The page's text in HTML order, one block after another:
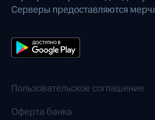
Серверы предоставляются
Пользовательское соглашение
Оферта банка